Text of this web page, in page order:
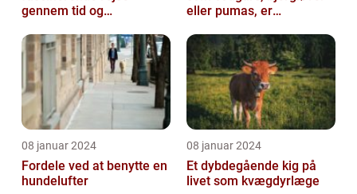
gennem tid og
eller pumas, er
imponerende væsener,
de...
08 januar 2024
Fordele ved at benytte en
hundelufter
08 januar 2024
Et dybdegående kig på
livet som kvægdyrlæge